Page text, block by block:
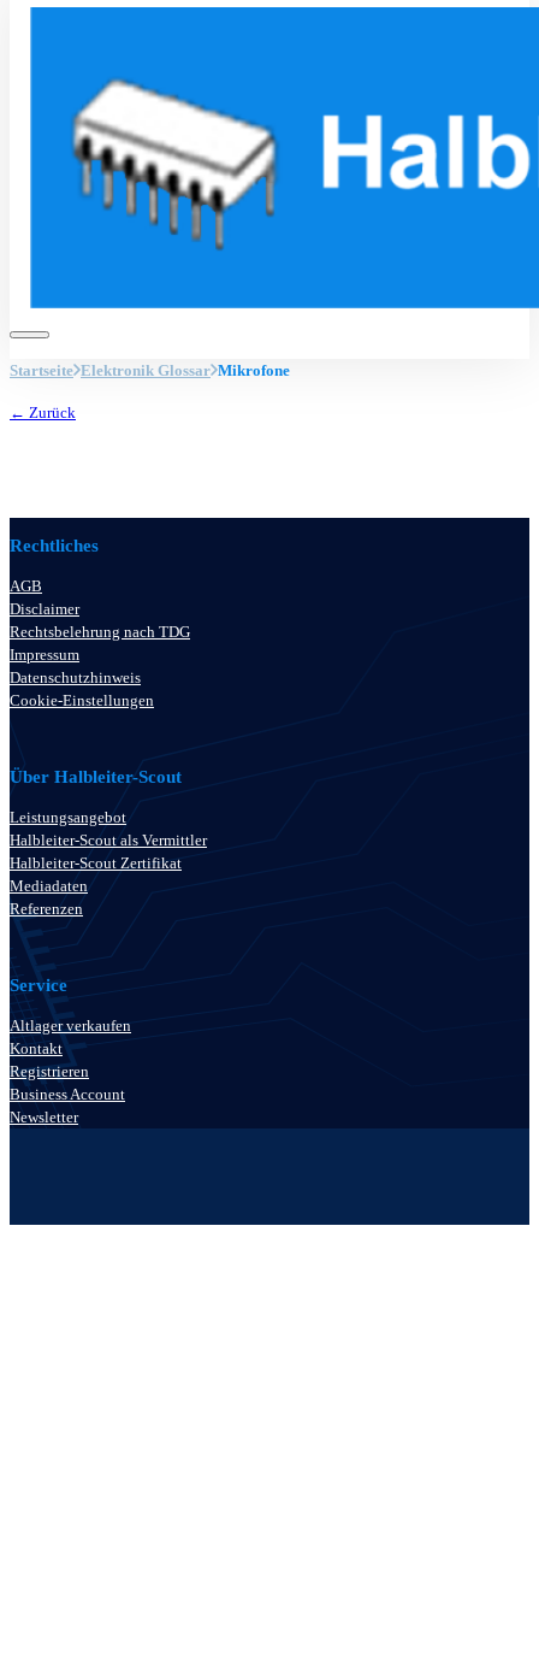
Startseite Elektronik Glossar Mikrofone
← Zurück
Rechtliches
AGB
Disclaimer
Rechtsbelehrung nach TDG
Impressum
Datenschutzhinweis
Cookie-Einstellungen
Über Halbleiter-Scout
Leistungsangebot
Halbleiter-Scout als Vermittler
Halbleiter-Scout Zertifikat
Mediadaten
Referenzen
Service
Altlager verkaufen
Kontakt
Registrieren
Business Account
Newsletter